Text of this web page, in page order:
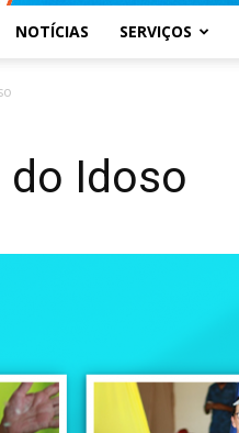
NOTÍCIAS SERVIÇOS
do Idoso